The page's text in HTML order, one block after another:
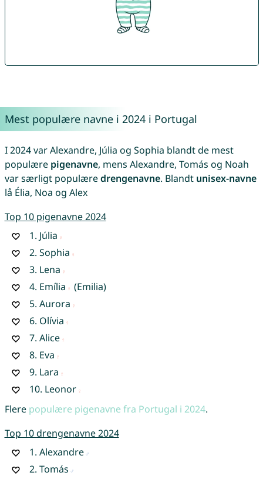
Mest populære navne i 2024 i Portugal
I 2024 var Alexandre, Júlia og Sophia blandt de mest
populære pigenavne, mens Alexandre, Tomás og Noah
var særligt populæredrengenavne. Blandt unisex-navne
lå Élia, Noa og Alex
Top 10 pigenavne 2024
1. Júlia
2. Sophia
3. Lena
4. Emília
(Emilia)
5. Aurora
6. Olívia
7. Alice
8. Eva
9. Lara
10. Leonor
Flere populære pigenavne fra Portugal i 2024.
Top 10 drengenavne 2024
1. Alexandre
2. Tomás